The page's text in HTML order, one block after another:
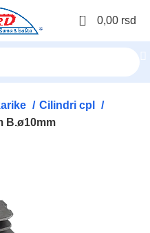
0 0,00 rsd
Cilindri cpl
B.ø10mm